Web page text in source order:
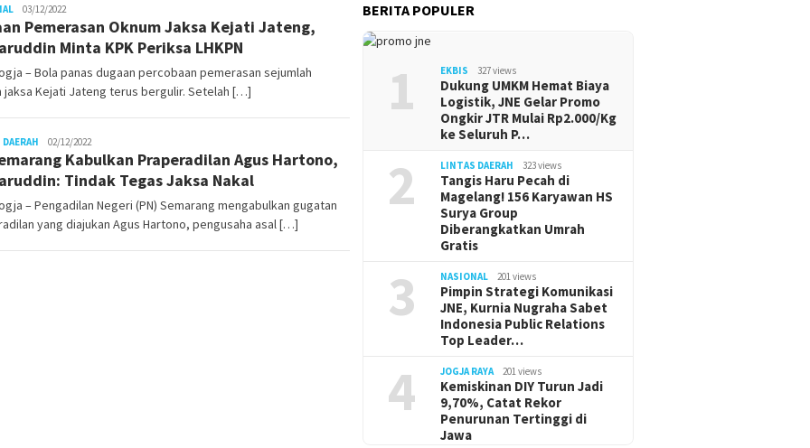
gusjok
03/12/2022
Pemerasan Oknum Jaksa Kejati Jateng,
Minta KPK Periksa LHKPN
– Bola panas dugaan percobaan pemerasan sejumlah
jaksa Kejati Jateng terus bergulir. Setelah […]
gusjok
02/12/2022
Kabulkan Praperadilan Agus Hartono,
Tindak Tegas Jaksa Nakal
– Pengadilan Negeri (PN) Semarang mengabulkan gugatan
yang diajukan Agus Hartono, pengusaha asal […]
BERITA POPULER
1 EKBIS 327 views
Dukung UMKM Hemat Biaya
Logistik, JNE Gelar Promo
Ongkir JTR Mulai Rp2.000/Kg
ke Seluruh P…
2 LINTAS DAERAH 323 views
Tangis Haru Pecah di
Magelang! 156 Karyawan HS
Surya Group
Diberangkatkan Umrah
Gratis
3 NASIONAL 201 views
Pimpin Strategi Komunikasi
JNE, Kurnia Nugraha Sabet
Indonesia Public Relations
Top Leader…
4 JOGJA RAYA 201 views
Kemiskinan DIY Turun Jadi
9,70%, Catat Rekor
Penurunan Tertinggi di
Jawa